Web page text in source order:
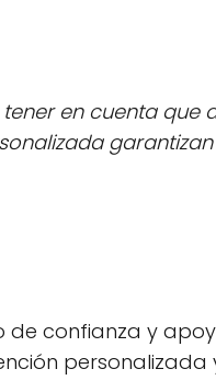
en cuenta que
de confianza y
personalizada